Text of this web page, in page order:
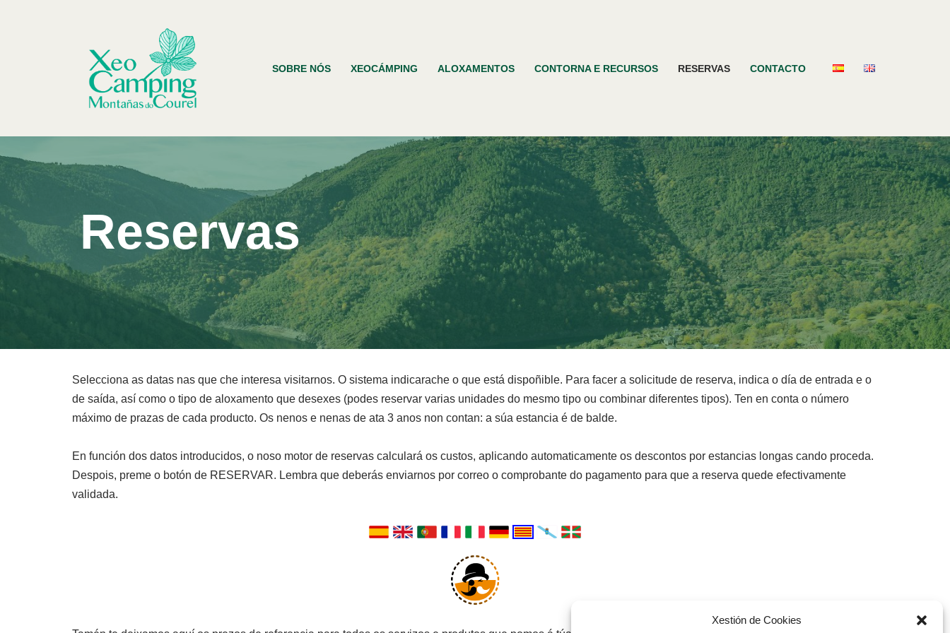
Xestión de Cookies
SOBRE NÓS XEOCÁMPING ALOXAMENTOS CONTORNA E RECURSOS RESERVAS CONTACTO
Reservas
Selecciona as datas nas que che interesa visitarnos. O sistema indicarache o que está dispoñible. Para facer a solicitude de reserva, indica o día de entrada e o
de saída, así como o tipo de aloxamento que desexes (podes reservar varias unidades do mesmo tipo ou combinar diferentes tipos). Ten en conta o número
máximo de prazas de cada producto. Os nenos e nenas de ata 3 anos non contan: a súa estancia é de balde.
En función dos datos introducidos, o noso motor de reservas calculará os custos, aplicando automaticamente os descontos por estancias longas cando proceda.
Despois, preme o botón de RESERVAR. Lembra que deberás enviarnos por correo o comprobante do pagamento para que a reserva quede efectivamente
validada.